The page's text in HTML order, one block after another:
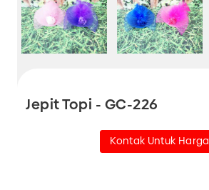
Jepit Topi - GC-226
Kontak Untuk Harga